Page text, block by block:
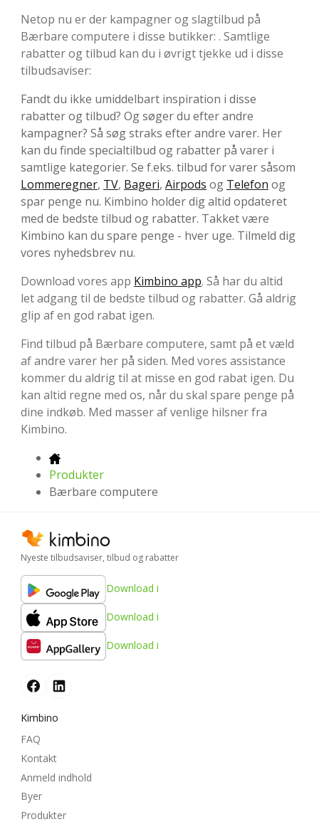
Netop nu er der kampagner og slagtilbud på
Bærbare computere i disse butikker: . Samtlige
rabatter og tilbud kan du i øvrigt tjekke ud i disse
tilbudsaviser:
Fandt du ikke umiddelbart inspiration i disse
rabatter og tilbud? Og søger du efter andre
kampagner? Så søg straks efter andre varer. Her
kan du finde specialtilbud og rabatter på varer i
samtlige kategorier. Se f.eks. tilbud for varer såsom
Lommeregner, TV, Bageri, Airpods og Telefon og
spar penge nu. Kimbino holder dig altid opdateret
med de bedste tilbud og rabatter. Takket være
Kimbino kan du spare penge - hver uge. Tilmeld dig
vores nyhedsbrev nu.
Download vores app Kimbino app. Så har du altid
let adgang til de bedste tilbud og rabatter. Gå aldrig
glip af en god rabat igen.
Find tilbud på Bærbare computere, samt på et væld
af andre varer her på siden. Med vores assistance
kommer du aldrig til at misse en god rabat igen. Du
kan altid regne med os, når du skal spare penge på
dine indkøb. Med masser af venlige hilsner fra
Kimbino.
Produkter
Bærbare computere
Nyeste tilbudsaviser, tilbud og rabatter
Download i
Download i
Download i
Kimbino
FAQ
Kontakt
Anmeld indhold
Byer
Produkter